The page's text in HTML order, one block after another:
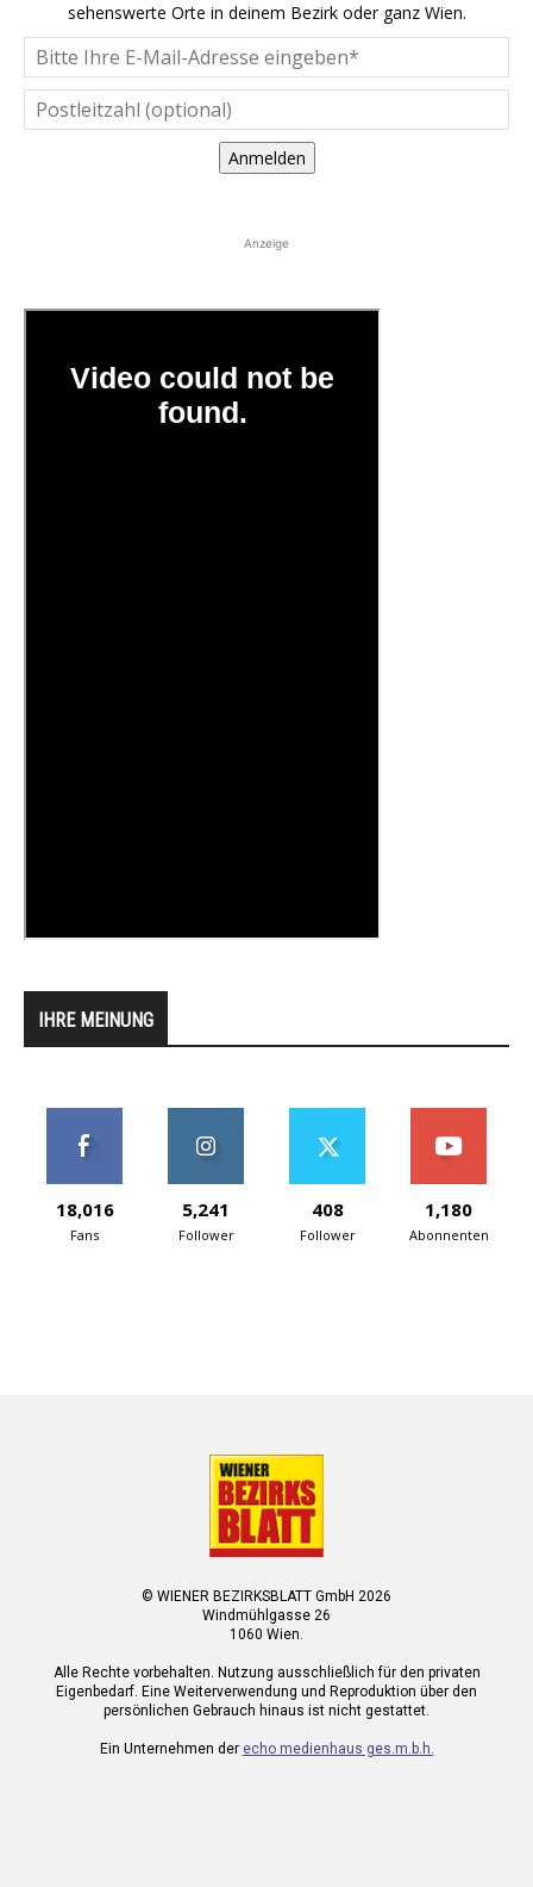
sehenswerte Orte in deinem Bezirk oder ganz Wien.
Anmelden
Anzeige
IHRE MEINUNG
18,016
Fans
5,241
Follower
408
Follower
1,180
Abonnenten
© WIENER BEZIRKSBLATT GmbH 2026
Windmühlgasse 26
1060 Wien.
Alle Rechte vorbehalten. Nutzung ausschließlich für den privaten
Eigenbedarf. Eine Weiterverwendung und Reproduktion über den
persönlichen Gebrauch hinaus ist nicht gestattet.
Ein Unternehmen der echo medienhaus ges.m.b.h.